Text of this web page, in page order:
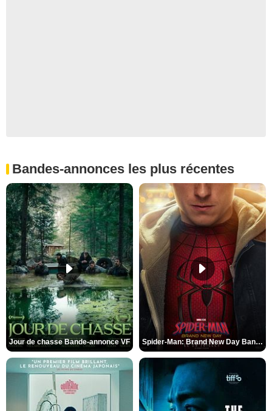
Bandes-annonces les plus récentes
Jour de chasse Bande-annonce VF Spider-Man: Brand New Day Bande-annonce (3) VO STFR